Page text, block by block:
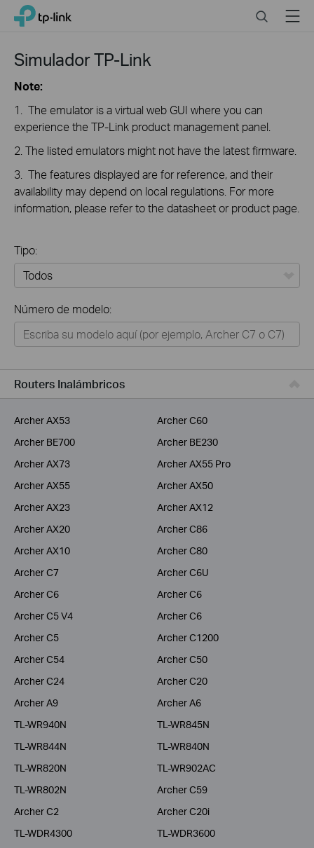
Click
navigation
TP-Link, Reliably Smart SearchMenu
Simulador TP-Link
Note:
1. The emulator is a virtual web GUI where you can
experience the TP-Link product management panel.
2. The listed emulators might not have the latest firmware.
3. The features displayed are for reference, and their
availability may depend on local regulations. For more
information, please refer to the datasheet or product page.
Tipo:
Hogar
Tapo
Negocios
ISPs
Número de modelo:
Routers Inalámbricos
Archer AX53
Archer C60
Archer BE700
Archer BE230
Archer AX73
Archer AX55 Pro
Archer AX55
Archer AX50
Archer AX23
Archer AX12
Archer AX20
Archer C86
Archer AX10
Archer C80
Archer C7
Archer C6U
Archer C6
Archer C6
Archer C5 V4
Archer C6
Archer C5
Archer C1200
Archer C54
Archer C50
Archer C24
Archer C20
Archer A9
Archer A6
TL-WR940N
TL-WR845N
TL-WR844N
TL-WR840N
TL-WR820N
TL-WR902AC
TL-WR802N
Archer C59
Archer C2
Archer C20i
TL-WDR4300
TL-WDR3600